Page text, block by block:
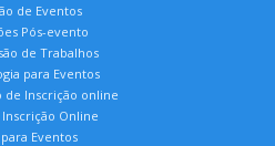
de Eventos
Pós-evento
de Trabalhos
para Eventos
de Inscrição online
Online
Eventos